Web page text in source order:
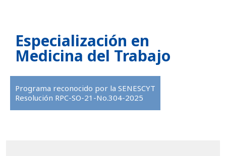
Especialización en
Medicina del Trabajo
Programa reconocido por la SENESCYT
Resolución RPC-SO-21-No.304-2025